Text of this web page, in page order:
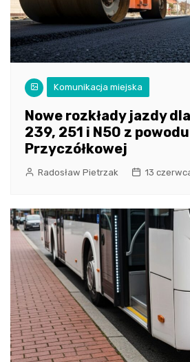
Komunikacja miejska
Nowe rozkłady jazdy
239, 251 i N50 z
Przyczółkowej
Radosław Pietrzak 13